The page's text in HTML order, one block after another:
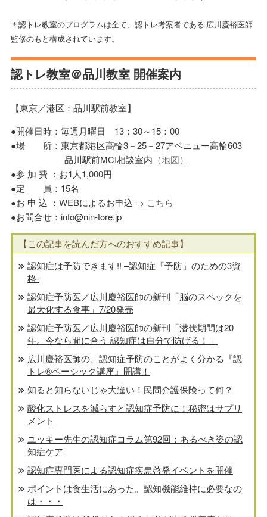
＊認トレ教室のプログラムは全て、認トレ考案者である 広川慶裕医師
監修のもと構成されています。
認トレ教室＠品川教室 開催案内
【東京／港区：品川駅前教室】
●開催日時：毎週月曜日 13：30～15：00
●場 所：東京都港区高輪3－25－27アベニュー高輪603
品川駅前MCI相談室内 （地図）
●参 加 費 ：お1人1,000円
●定 員：15名
●お 申 込 ：WEBによるお申込 → こちら
●お問合せ：info@nin-tore.jp
【この記事を読んだ方へのおすすめ記事】
認知症は予防できます!! –認知症「予防」のための3資
格-
認知症予防医／広川慶裕医師の新刊「脳のスペックを
最大化する食事」7/20発売
認知症予防医／広川慶裕医師の新刊「潜伏期間は20
年。今なら間に合う 認知症は自分で防げる！」
広川慶裕医師の、認知症予防のことがよく分かる『認
トレ®️ベーシック講座』開講！
知ると知らないじゃ大違い！民間介護保険って何？
酸化ストレスを減らすと認知症予防に！秘密はサプリ
メント
ユッキー先生の認知症コラム第92回：あるべき姿の認
知症ケア
認知症専門医による認知症疾患啓発イベントを開催
ポイントは食生活にあった。認知機能維持に必要なの
は・・・